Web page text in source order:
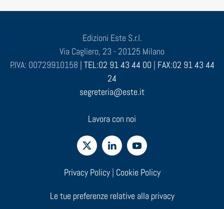
Edizioni Este S.r.l.
Via Cagliero, 23 - 20125 Milano
P.IVA: 00729910158 | TEL:02 91 43 44 00 | FAX:02 91 43 44
24
segreteria@este.it
Lavora con noi
Privacy Policy| Cookie Policy
Le tue preferenze relative alla privacy